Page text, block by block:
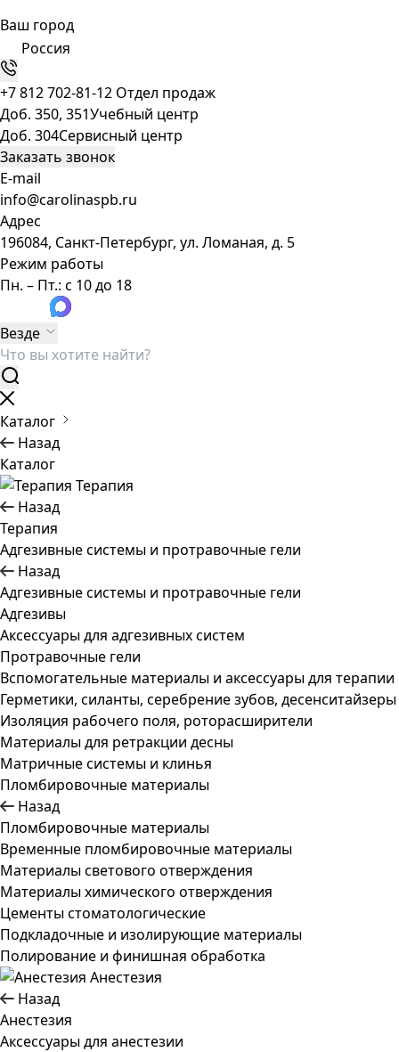
Ваш город
Россия
+7 812 702-81-12 Отдел продаж
Доб. 350, 351Учебный центр
Доб. 304Сервисный центр
Заказать звонок
E-mail
info@carolinaspb.ru
Адрес
196084, Санкт-Петербург, ул. Ломаная, д. 5
Режим работы
Пн. – Пт.: с 10 до 18
Везде
Каталог
Назад
Каталог
Терапия
Назад
Терапия
Адгезивные системы и протравочные гели
Назад
Адгезивные системы и протравочные гели
Адгезивы
Аксессуары для адгезивных систем
Протравочные гели
Вспомогательные материалы и аксессуары для терапии
Герметики, силанты, серебрение зубов, десенситайзеры
Изоляция рабочего поля, роторасширители
Материалы для ретракции десны
Матричные системы и клинья
Пломбировочные материалы
Назад
Пломбировочные материалы
Временные пломбировочные материалы
Материалы светового отверждения
Материалы химического отверждения
Цементы стоматологические
Подкладочные и изолирующие материалы
Полирование и финишная обработка
Анестезия
Назад
Анестезия
Аксессуары для анестезии